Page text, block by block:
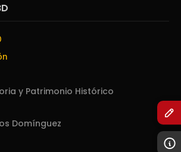
y Patrimonio Histórico
Domínguez